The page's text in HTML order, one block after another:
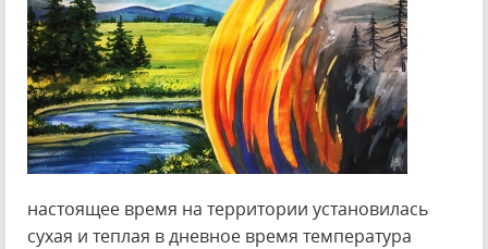
настоящее время на территории установилась
сухая и теплая в дневное время температура